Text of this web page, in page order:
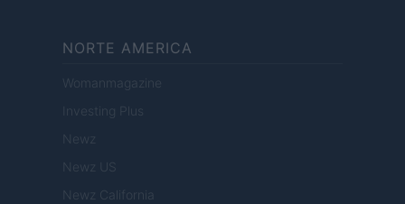
NORTE AMERICA
Womanmagazine
Investing Plus
Newz
Newz US
Newz California